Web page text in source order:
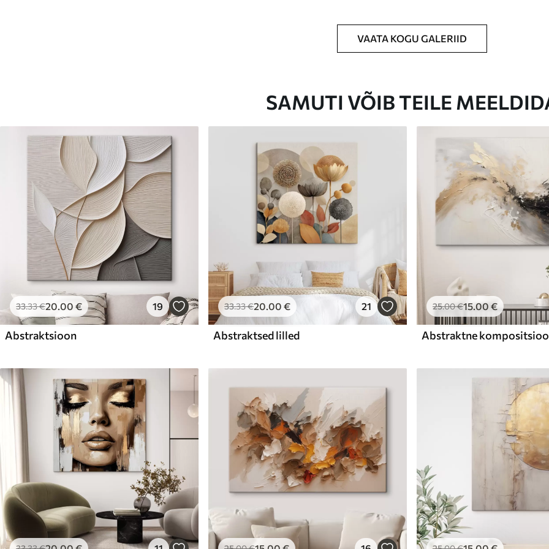
VAATA KOGU GALERIID
SAMUTI VÕIB TEILE
33.33€20.00 € 19
Abstraktsioon
33.33€20.00 € 21
Abstraktsed lilled
25.00€15.00 €